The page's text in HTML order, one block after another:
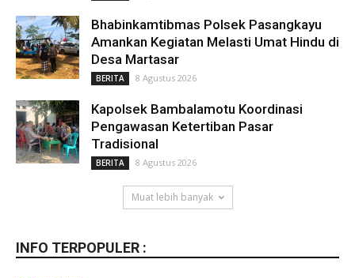
Bhabinkamtibmas Polsek Pasangkayu
Amankan Kegiatan Melasti Umat Hindu di
Desa Martasar
BERITA 8 Agustus 2026
Kapolsek Bambalamotu Koordinasi
Pengawasan Ketertiban Pasar
Tradisional
BERITA 8 Agustus 2026
Muat lebih banyak
INFO TERPOPULER :